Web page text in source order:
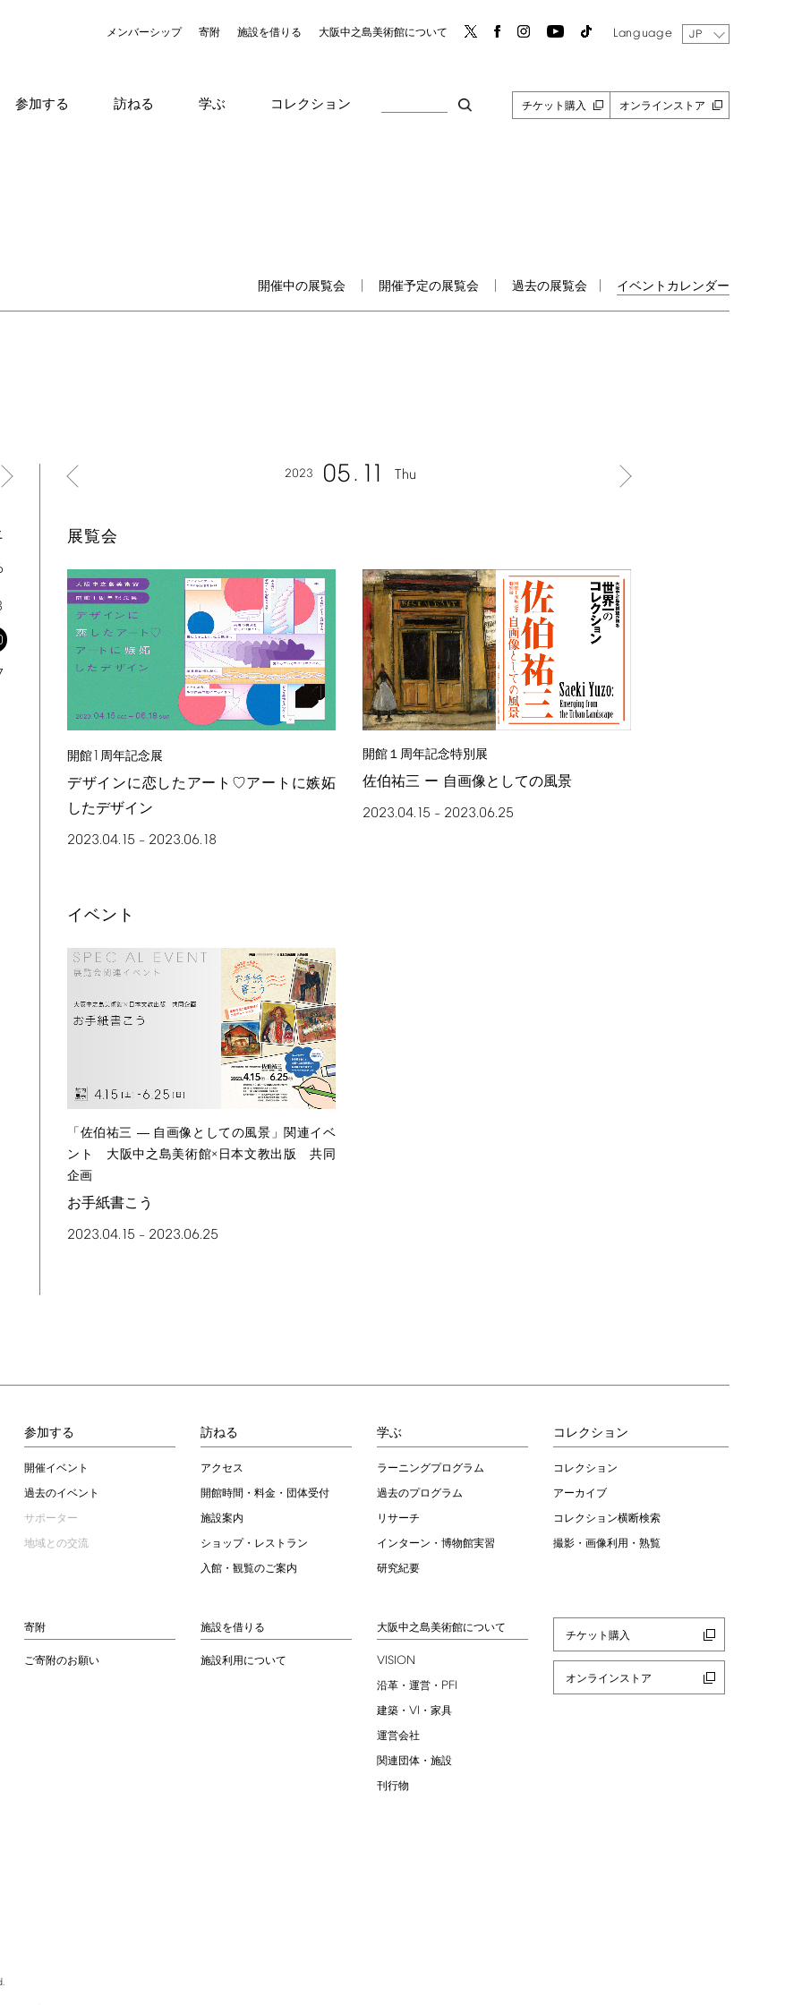
メンバーシップ 寄附 施設を借りる 大阪中之島美術館について Language JP
参加する 訪ねる 学ぶ コレクション チケット購入 オンラインストア
開催中の展覧会 開催予定の展覧会 過去の展覧会 イベントカレンダー
2023 05 11 Thu
展覧会
開館1周年記念展
デザインに恋したアート♡アートに嫉妬
したデザイン
2023.04.15 – 2023.06.18
開館１周年記念特別展
佐伯祐三 ー 自画像としての風景
2023.04.15 – 2023.06.25
イベント
「佐伯祐三 ― 自画像としての風景」関連イベ
ント 大阪中之島美術館×日本文教出版 共同
企画
お手紙書こう
2023.04.15 – 2023.06.25
参加する
開催イベント
過去のイベント
サポーター
地域との交流
訪ねる
アクセス
開館時間・料金・団体受付
施設案内
ショップ・レストラン
入館・観覧のご案内
学ぶ
ラーニングプログラム
過去のプログラム
リサーチ
インターン・博物館実習
研究紀要
コレクション
コレクション
アーカイブ
コレクション横断検索
撮影・画像利用・熟覧
寄附
ご寄附のお願い
施設を借りる
施設利用について
大阪中之島美術館について
VISION
沿革・運営・ PFI
建築・ VI ・家具
運営会社
関連団体・施設
刊行物
チケット購入
オンラインストア